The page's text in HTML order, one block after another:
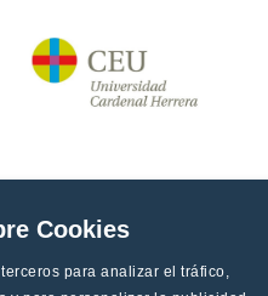
Cookies
para analizar el tráfico,